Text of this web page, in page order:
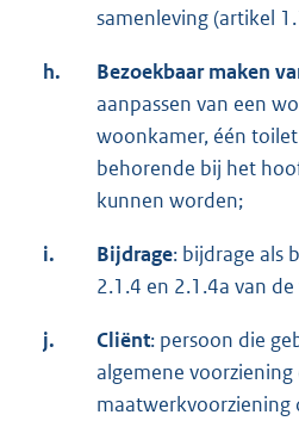
samenleving (artikel
h. Bezoekbaar maken
aanpassen van een
woonkamer, één
behorende bij het
kunnen worden;
i. Bijdrage: bijdrage als
2.1.4 en 2.1.4a van
j. Cliënt: persoon die
algemene
maatwerkvoorziening